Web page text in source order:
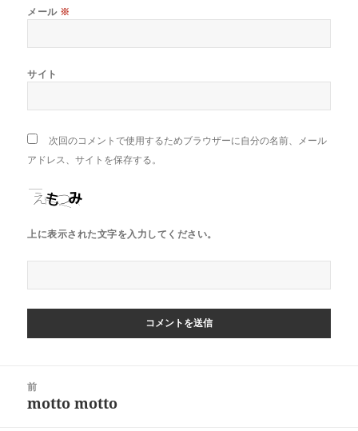
メール ※
サイト
次回のコメントで使用するためブラウザーに自分の名前、メール
アドレス、サイトを保存する。
上に表示された文字を入力してください。
前
前
motto motto